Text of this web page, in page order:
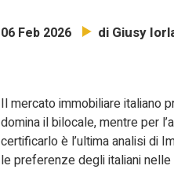
06 Feb 2026 di Giusy
Il mercato immobiliare italiano
domina il bilocale, mentre per
certificarlo è l’ultima analisi di
le preferenze degli italiani